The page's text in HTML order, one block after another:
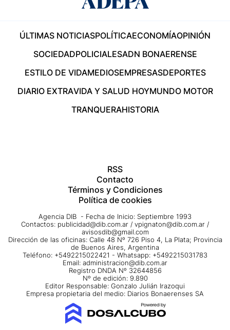
ÚLTIMAS NOTICIASPOLÍTICAECONOMÍAOPINIÓN
SOCIEDADPOLICIALESADN BONAERENSE
ESTILO DE VIDAMEDIOSEMPRESASDEPORTES
DIARIO EXTRAVIDA Y SALUD HOYMUNDO MOTOR
TRANQUERAHISTORIA
RSS
Contacto
Términos y Condiciones
Política de cookies
Agencia DIB - Fecha de Inicio: Septiembre 1993
Contactos: publicidad@dib.com.ar / vpignaton@dib.com.ar /
avisosdib@gmail.com
Dirección de las oficinas: Calle 48 Nº 726 Piso 4, La Plata; Provincia
de Buenos Aires, Argentina
Teléfono: +5492215022421 - Whatsapp: +5492215031783
Email: administracion@dib.com.ar
Registro DNDA Nº 32644856
Nº de edición: 9.890
Editor Responsable: Gonzalo Julián Irazoqui
Empresa propietaria del medio: Diarios Bonaerenses SA